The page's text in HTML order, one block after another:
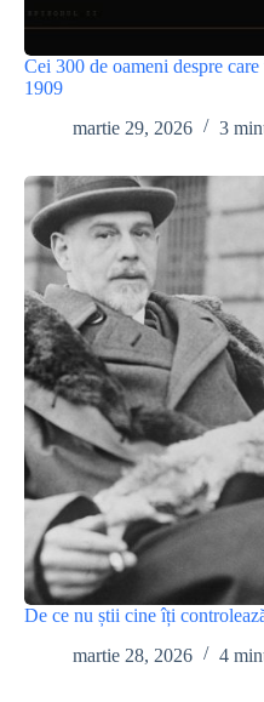
Cei 300 de oameni despre
1909
martie 29, 2026
3
De ce nu știi cine îți
martie 28, 2026
4